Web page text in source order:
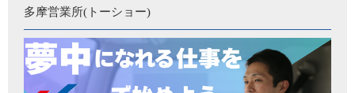
多摩営業所(トーショー)